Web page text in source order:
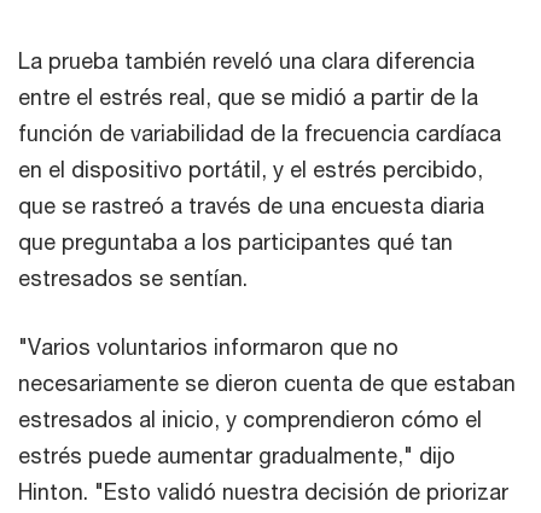
La prueba también reveló una clara diferencia
entre el estrés real, que se midió a partir de la
función de variabilidad de la frecuencia cardíaca
en el dispositivo portátil, y el estrés percibido,
que se rastreó a través de una encuesta diaria
que preguntaba a los participantes qué tan
estresados ​​se sentían.
"Varios voluntarios informaron que no
necesariamente se dieron cuenta de que estaban
estresados al inicio, y comprendieron cómo el
estrés puede aumentar gradualmente," dijo
Hinton. "Esto validó nuestra decisión de priorizar